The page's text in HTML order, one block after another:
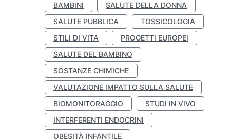
BAMBINI
SALUTE DELLA DONNA
SALUTE PUBBLICA
TOSSICOLOGIA
STILI DI VITA
PROGETTI EUROPEI
SALUTE DEL BAMBINO
SOSTANZE CHIMICHE
VALUTAZIONE IMPATTO SULLA SALUTE
BIOMONITORAGGIO
STUDI IN VIVO
INTERFERENTI ENDOCRINI
OBESITÀ INFANTILE